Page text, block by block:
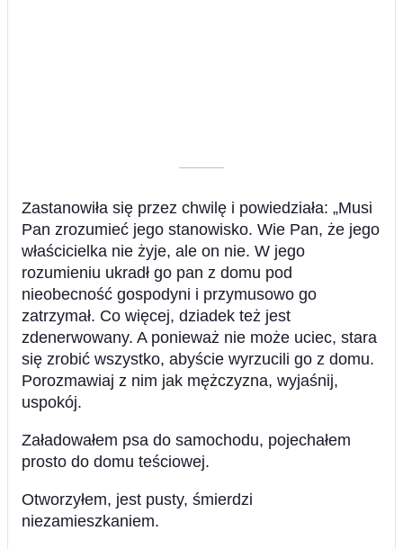
––––––––––
Zastanowiła się przez chwilę i powiedziała: „Musi
Pan zrozumieć jego stanowisko. Wie Pan, że jego
właścicielka nie żyje, ale on nie. W jego
rozumieniu ukradł go pan z domu pod
nieobecność gospodyni i przymusowo go
zatrzymał. Co więcej, dziadek też jest
zdenerwowany. A ponieważ nie może uciec, stara
się zrobić wszystko, abyście wyrzucili go z domu.
Porozmawiaj z nim jak mężczyzna, wyjaśnij,
uspokój.
Załadowałem psa do samochodu, pojechałem
prosto do domu teściowej.
Otworzyłem, jest pusty, śmierdzi
niezamieszkaniem.